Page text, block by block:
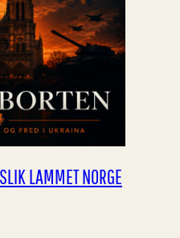
LAMMET NORGE